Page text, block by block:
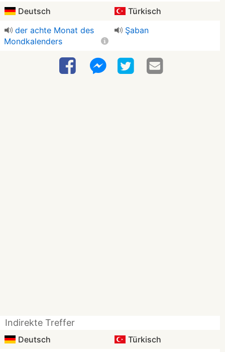
Deutsch
Türkisch
der achte Monat des
Mondkalenders
Şaban
Indirekte Treffer
Deutsch Türkisch